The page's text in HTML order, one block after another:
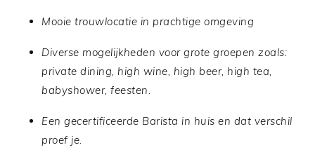
Mooie trouwlocatie in prachtige omgeving
Diverse mogelijkheden voor grote groepen zoals:
private dining, high wine, high beer, high tea,
babyshower, feesten.
Een gecertificeerde Barista in huis en dat verschil
proef je.